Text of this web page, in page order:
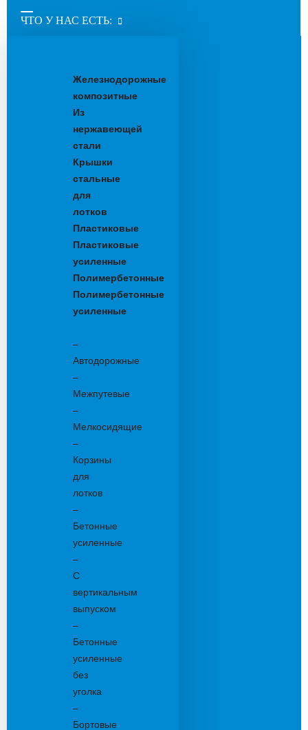
ЧТО У НАС ЕСТЬ:
Железнодорожные
композитные
Из
нержавеющей
стали
Крышки
стальные
для
лотков
Пластиковые
Пластиковые
усиленные
Полимербетонные
Полимербетонные
усиленные
–
Автодорожные
–
Межпутевые
–
Мелкосидящие
–
Корзины
для
лотков
–
Бетонные
усиленные
–
С
вертикальным
выпуском
–
Бетонные
усиленные
без
уголка
–
Бортовые